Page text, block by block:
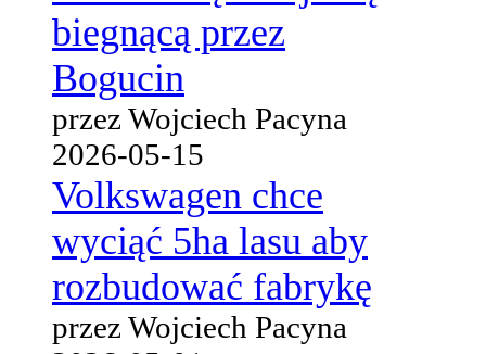
biegnącą przez
Bogucin
przez Wojciech Pacyna
2026-05-15
Volkswagen chce
wyciąć 5ha lasu aby
rozbudować fabrykę
przez Wojciech Pacyna